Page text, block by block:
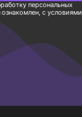
персональных
ознакомлен, с условиями